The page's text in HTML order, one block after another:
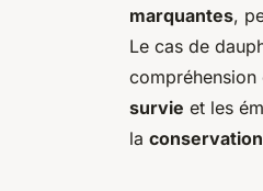
marquantes,
Le cas de
survie et les
la conservation